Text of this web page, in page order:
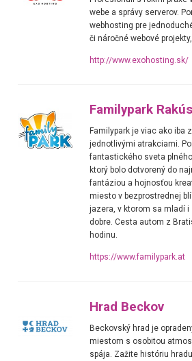
webe a správy serverov.
webhosting pre
či náročné webové
http://www.exohosting.sk/
Familypark
Familypark je viac ako iba
jednotlivými atrakciami.
fantastického sveta
ktorý bolo dotvorený do
fantáziou a hojnosťou
miesto v bezprostrednej
jazera, v ktorom sa mladí
dobre.Cesta autom z
hodinu.
https://www.familypark.at
Hrad Beckov
Beckovský hrad je
miestom s osobitou
spája. Zažite históriu